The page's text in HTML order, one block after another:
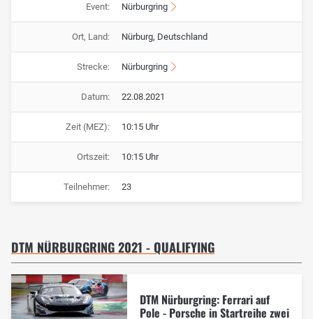
Event: Nürburgring
Ort, Land: Nürburg, Deutschland
Strecke: Nürburgring
Datum: 22.08.2021
Zeit (MEZ): 10:15 Uhr
Ortszeit: 10:15 Uhr
Teilnehmer: 23
DTM NÜRBURGRING 2021 - QUALIFYING
DTM Nürburgring: Ferrari auf
Pole - Porsche in Startreihe zwei